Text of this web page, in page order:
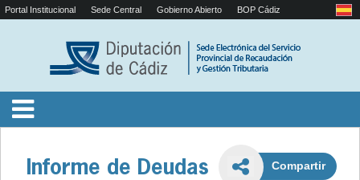
Portal Institucional Sede Central Gobierno Abierto BOP Cádiz
Informe de Deudas
Compartir